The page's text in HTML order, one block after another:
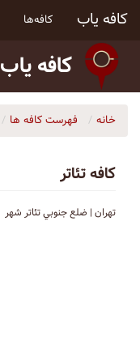
کافه یاب کافه‌ها
کافه یاب
خانه فهرست کافه ها
کافه تئاتر
تهران | ضلع جنوبي تئاتر شهر